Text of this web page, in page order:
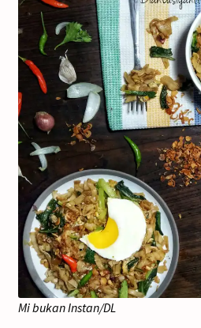
Mi bukan Instan/DL